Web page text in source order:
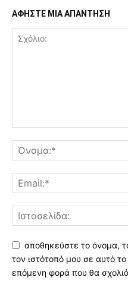
ΑΦΗΣΤΕ ΜΙΑ ΑΠΑΝΤΗΣΗ
αποθηκεύστε το όνομα,
τον ιστότοπό μου σε αυτό
επόμενη φορά που θα